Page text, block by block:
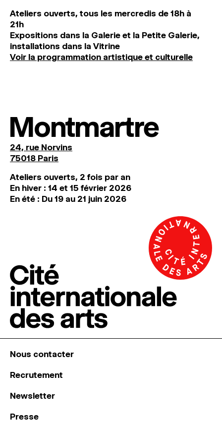
Ateliers ouverts, tous les mercredis de 18h à
21h
Expositions dans la Galerie et la Petite Galerie,
installations dans la Vitrine
Voir la programmation artistique et culturelle
Montmartre
24, rue Norvins
75018 Paris
Ateliers ouverts, 2 fois par an
En hiver : 14 et 15 février 2026
En été : Du 19 au 21 juin 2026
Nous contacter
Recrutement
Newsletter
Presse